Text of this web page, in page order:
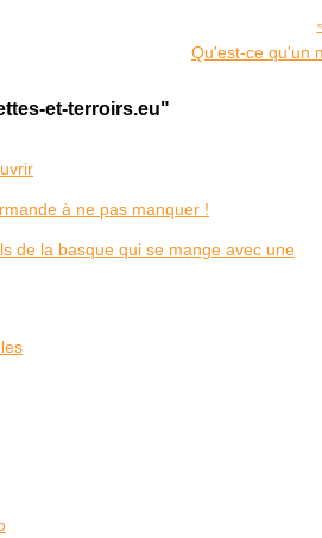
Qu'est-ce qu'un
et-terroirs.eu"
à ne pas manquer !
de la basque qui se mange avec une